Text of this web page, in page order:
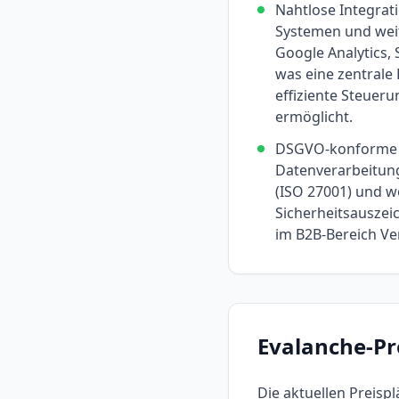
Nahtlose
Systemen und
Google Analytics,
was eine
effiziente
ermöglicht.
DSGVO-
(ISO 27001) und
im B2B-Bereich
Evalanche-
Die aktuellen